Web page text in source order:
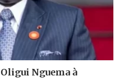
Nguema à